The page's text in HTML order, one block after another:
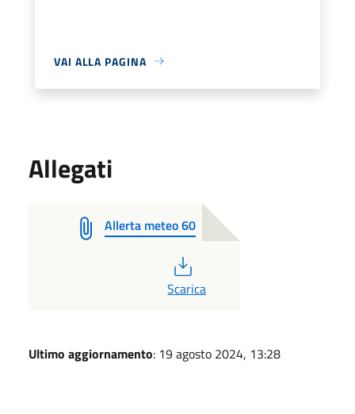
VAI ALLA PAGINA
Allegati
Allerta meteo 60
PDF
Scarica
Ultimo aggiornamento: 19 agosto 2024, 13:28